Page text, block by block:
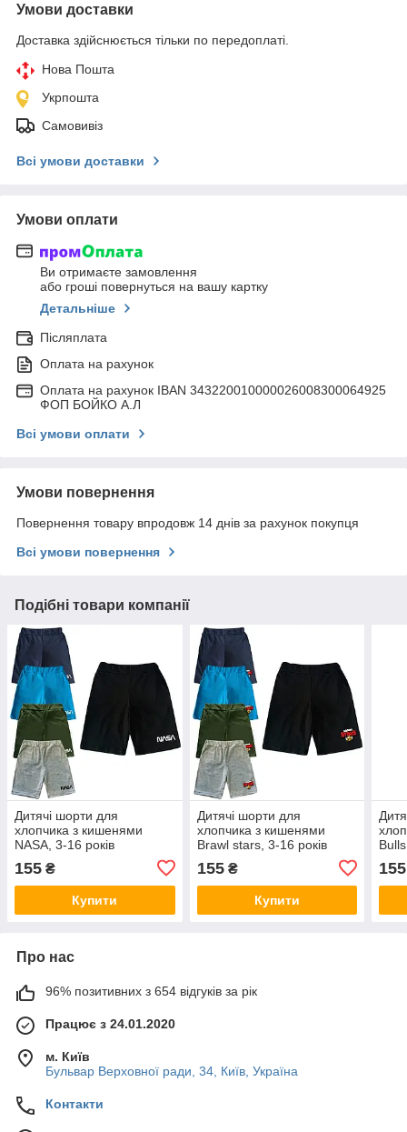
Умови доставки
Доставка здійснюється тільки по передоплаті.
Нова Пошта
Укрпошта
Самовивіз
Всі умови доставки
Умови оплати
Ви отримаєте замовлення
або гроші повернуться на вашу картку
Детальніше
Післяплата
Оплата на рахунок
Оплата на рахунок IBAN 343220010000026008300064925
ФОП БОЙКО А.Л
Всі умови оплати
Умови повернення
Повернення товару впродовж 14 днів за рахунок покупця
Всі умови повернення
Подібні товари компанії
Дитячі шорти для
хлопчика з кишенями
NASA, 3-16 років
155 ₴
Купити
Дитячі шорти для
хлопчика з кишенями
Brawl stars, 3-16 років
155₴
Купити
155
Про нас
96% позитивних з 654 відгуків за рік
Працює з 24.01.2020
м. Київ
Бульвар Верховної ради, 34, Київ, Україна
Контакти